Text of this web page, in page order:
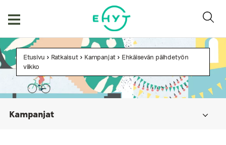
Etusivu > Ratkaisut > Kampanjat > Ehkäisevän päihdetyön
viikko
Kampanjat